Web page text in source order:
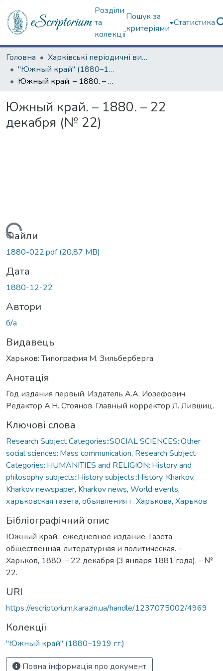
Розділи
та
колекції
Пошук за
критеріями
Статистика
Головна
Харківські періодичні видання
"Южный край" (1880–1919 гг.)
Южный край. – 1880. – 22 декабря (№ 22)
Южный край. – 1880. – 22
декабря (№ 22)
Вантажиться...
Файли
1880-022.pdf(20,87 MB)
Дата
1880-12-22
Автори
б/а
Видавець
Харьков: Типография М. Зильберберга
Анотація
Год издания первый. Издатель А.А. Иозефович.
Редактор А.Н. Стоянов. Главный корректор Л. Лившиц.
Ключові слова
Research Subject Categories::SOCIAL SCIENCES::Other
social sciences::Mass communication, Research Subject
Categories::HUMANITIES and RELIGION::History and
philosophy subjects::History subjects::History, Kharkov,
Kharkov newspaper, Kharkov news, World events,
харьковская газета, объявления г. Харькова, Харьков
Бібліографічний опис
Южный край : ежедневное издание. Газета
общественная, литературная и политическая. –
Харьков, 1880. – 22 декабря (3 января 1881 года). – №
22.
URI
https://escriptorium.karazin.ua/handle/1237075002/4969
Колекції
"Южный край" (1880–1919 гг.)
Повна інформація про документ